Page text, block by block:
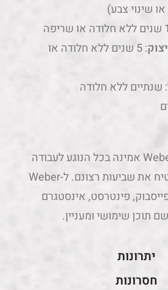
שינוי צבע)
יצוק
: 5 שנים ללא חלודה או
: שנתיים ללא חלודה
באופן כללי, חברת Weber אמינה בכל הנוגע לעבודה
עם לקוחות כדי להבטיח את שביעות רצונם. ל-Weber
פינטרסט, אינסטגרם
שם תוכן שימושי ומעניין.
יתרונות
חסרונות